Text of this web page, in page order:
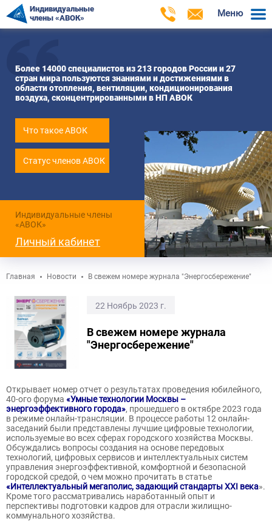
Индивидуальные
члены «АВОК»
Меню
Более 14000 специалистов из 213 городов России и 27
стран мира пользуются знаниями и достижениями в
области отопления, вентиляции, кондиционирования
воздуха, сконцентрированными в НП АВОК
Что такое АВОК
Статус членов АВОК
Индивидуальные члены
«АВОК»
Личный кабинет
Главная Новости В свежем номере журнала "Энергосбережение"
22 Ноябрь 2023 г.
В свежем номере журнала
"Энергосбережение"
Открывает номер отчет о результатах проведения юбилейного,
40-ого форума «Умные технологии Москвы –
энергоэффективного города», прошедшего в октябре 2023 года
в режиме онлайн-трансляции. В процессе работы 12 онлайн-
заседаний были представлены лучшие цифровые технологии,
используемые во всех сферах городского хозяйства Москвы.
Обсуждались вопросы создания на основе передовых
технологий, цифровых сервисов и интеллектуальных систем
управления энергоэффективной, комфортной и безопасной
городской средой, о чем можно прочитать в статье
«Интеллектуальный мегаполис, задающий стандарты XXI века».
Кроме того рассматривались наработанный опыт и
перспективы подготовки кадров для отрасли жилищно-
коммунального хозяйства.